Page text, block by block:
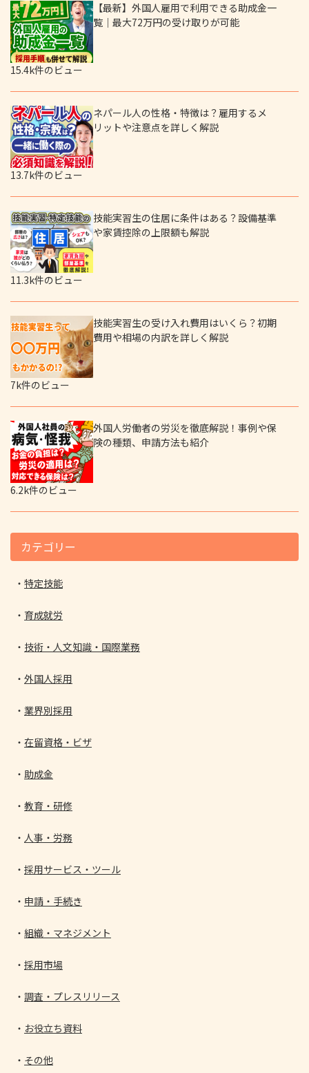
【最新】外国人雇用で利用できる助成金一
覧｜最大72万円の受け取りが可能
15.4k件のビュー
ネパール人の性格・特徴は？雇用するメ
リットや注意点を詳しく解説
13.7k件のビュー
技能実習生の住居に条件はある？設備基準
や家賃控除の上限額も解説
11.3k件のビュー
技能実習生の受け入れ費用はいくら？初期
費用や相場の内訳を詳しく解説
7k件のビュー
外国人労働者の労災を徹底解説！事例や保
険の種類、申請方法も紹介
6.2k件のビュー
カテゴリー
特定技能
育成就労
技術・人文知識・国際業務
外国人採用
業界別採用
在留資格・ビザ
助成金
教育・研修
人事・労務
採用サービス・ツール
申請・手続き
組織・マネジメント
採用市場
調査・プレスリリース
お役立ち資料
その他